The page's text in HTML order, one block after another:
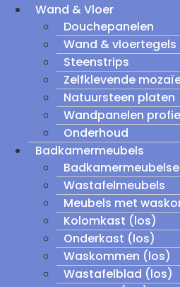
Wand & Vloer
Douchepanelen
Wand & vloertegels
Steenstrips
Zelfklevende
Natuursteen platen
Wandpanelen
Onderhoud
Badkamermeubels
Wastafelmeubels
Meubels met
Kolomkast (los)
Onderkast (los)
Waskommen (los)
Wastafelblad (los)